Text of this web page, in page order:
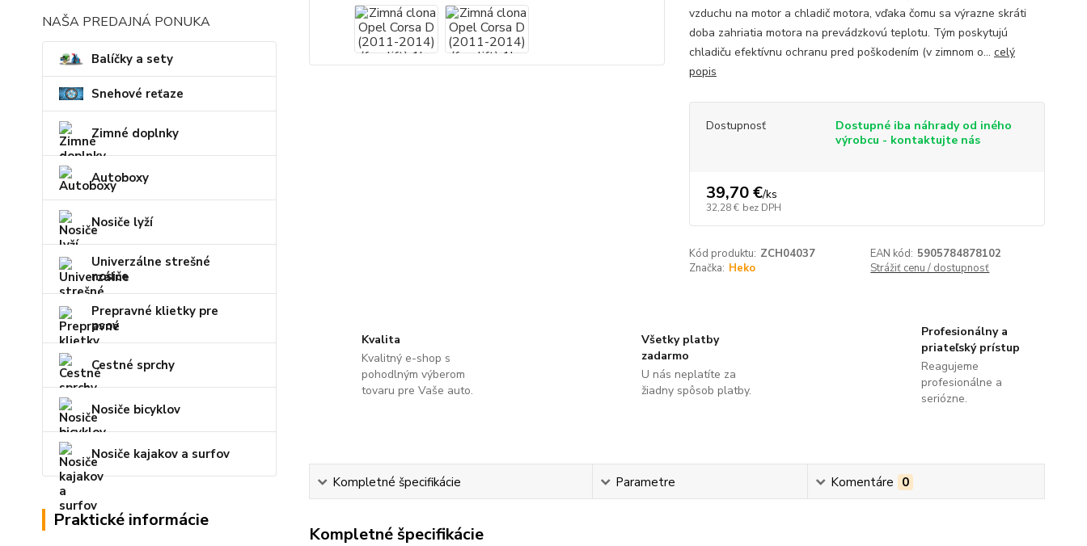
NAŠA PREDAJNÁ PONUKA
Balíčky a sety
Snehové reťaze
Zimné doplnky
Autoboxy
Nosiče lyží
Univerzálne strešné
nosiče
Prepravné klietky pre
psov
Cestné sprchy
Nosiče bicyklov
Nosiče kajakov a surfov
Praktické informácie
vzduchu na motor a chladič motora, vďaka čomu sa výrazne skráti
doba zahriatia motora na prevádzkovú teplotu. Tým poskytujú
chladiču efektívnu ochranu pred poškodením (v zimnom o... celý
popis
Dostupnosť
Dostupné iba náhrady od iného
výrobcu - kontaktujte nás
39,70 €/ks
32,28 € bez DPH
Kód produktu: ZCH04037 EAN kód: 5905784878102
Značka: Heko Strážiť cenu / dostupnosť
Kvalita
Kvalitný e-shop s
pohodlným výberom
tovaru pre Vaše auto.
Všetky platby
zadarmo
U nás neplatíte za
žiadny spôsob platby.
Profesionálny a
priateľský prístup
Reagujeme
profesionálne a
seriózne.
Kompletné špecifikácie Parametre Komentáre 0
Kompletné špecifikácie